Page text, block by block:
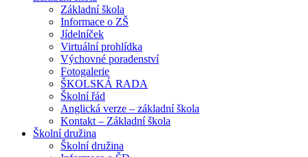
Základní škola
Informace o ZŠ
Jídelníček
Virtuální prohlídka
Výchovné poradenství
Fotogalerie
ŠKOLSKÁ RADA
Školní řád
Anglická verze – základní škola
Kontakt – Základní škola
Školní družina
Školní družina